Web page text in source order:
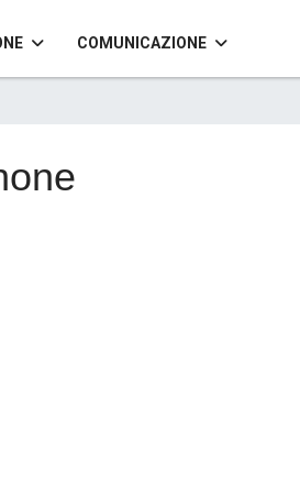
COMUNICAZIONE